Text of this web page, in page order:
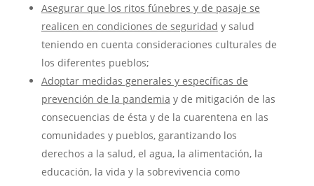
Asegurar que los ritos fúnebres y de pasaje se
realicen en condiciones de seguridad y salud
teniendo en cuenta consideraciones culturales de
los diferentes pueblos;
Adoptar medidas generales y específicas de
prevención de la pandemia y de mitigación de las
consecuencias de ésta y de la cuarentena en las
comunidades y pueblos, garantizando los
derechos a la salud, el agua, la alimentación, la
educación, la vida y la sobrevivencia como